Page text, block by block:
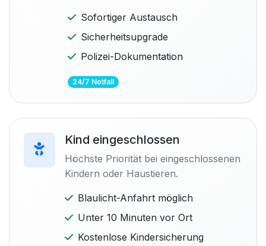
Sofortiger Austausch
Sicherheitsupgrade
Polizei-Dokumentation
24/7 Notfall
Kind eingeschlossen
Höchste Priorität bei eingeschlossenen
Kindern oder Haustieren.
Blaulicht-Anfahrt möglich
Unter 10 Minuten vor Ort
Kostenlose Kindersicherung